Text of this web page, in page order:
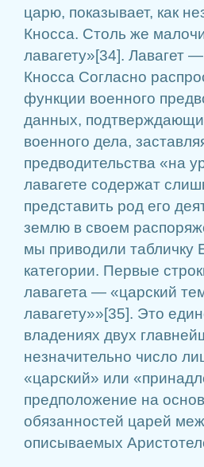
царю, показывает, как
Кносса. Столь же
лавагету»[34]. Лавагет
Кносса Согласно
функции военного
данных,
военного дела,
предводительства «на
лавагете содержат
представить род его
землю в своем
мы приводили табличку
категории. Первые
лавагета — «царский
лавагету»»[35]. Это
владениях двух
незначительно число
«царский» или
предположение на
обязанностей царей
описываемых